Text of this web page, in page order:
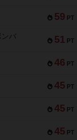
59 PT
51 PT
ンバ
46 PT
45 PT
45 PT
45 PT